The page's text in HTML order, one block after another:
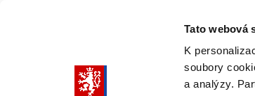
Tato webová
K
soubory
a analýzy.